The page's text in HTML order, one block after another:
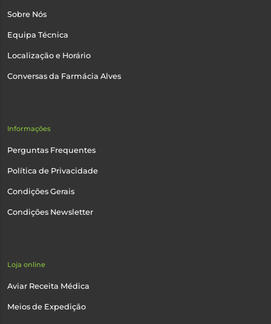
Sobre Nós
Equipa Técnica
Localização e Horário
Conversas da Farmácia Alves
Informações
Perguntas Frequentes
Política de Privacidade
Condições Gerais
Condições Newsletter
Loja online
Aviar Receita Médica
Meios de Expedição